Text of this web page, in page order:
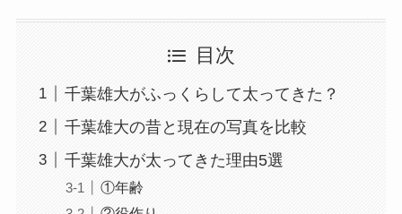
目次
千葉雄大がふっくらして太ってきた？
千葉雄大の昔と現在の写真を比較
千葉雄大が太ってきた理由5選
①年齢